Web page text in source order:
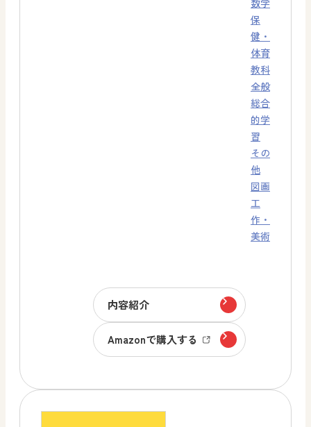
数学
保
健・
体育
教科
全般
総合
的学
習
その
他
図画
工
作・
美術
内容紹介
Amazonで購入する